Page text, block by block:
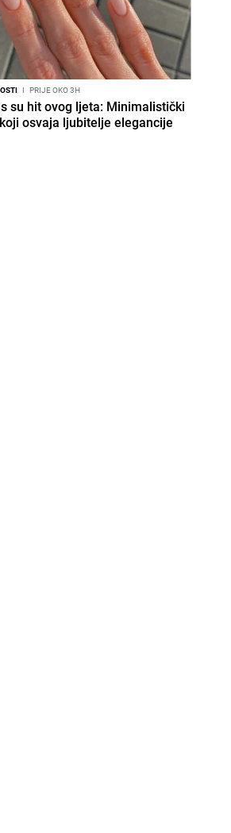
I PRIJE OKO 3H
su hit ovog ljeta: Minimalistički
osvaja ljubitelje elegancije